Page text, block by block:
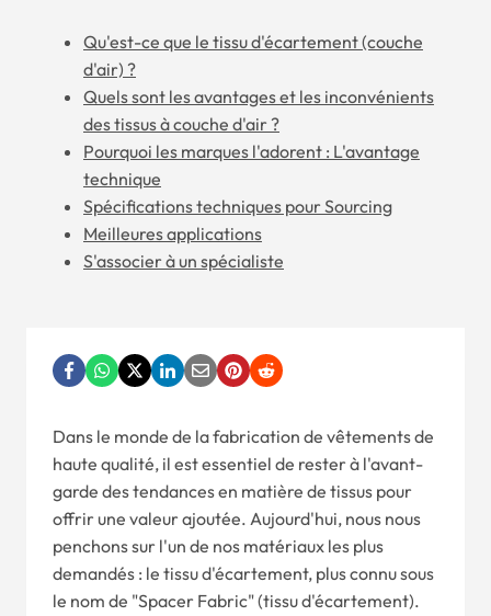
Qu'est-ce que le tissu d'écartement (couche
d'air) ?
Quels sont les avantages et les inconvénients
des tissus à couche d'air ?
Pourquoi les marques l'adorent : L'avantage
technique
Spécifications techniques pour Sourcing
Meilleures applications
S'associer à un spécialiste
Dans le monde de la fabrication de vêtements de
haute qualité, il est essentiel de rester à l'avant-
garde des tendances en matière de tissus pour
offrir une valeur ajoutée. Aujourd'hui, nous nous
penchons sur l'un de nos matériaux les plus
demandés : le tissu d'écartement, plus connu sous
le nom de "Spacer Fabric" (tissu d'écartement).